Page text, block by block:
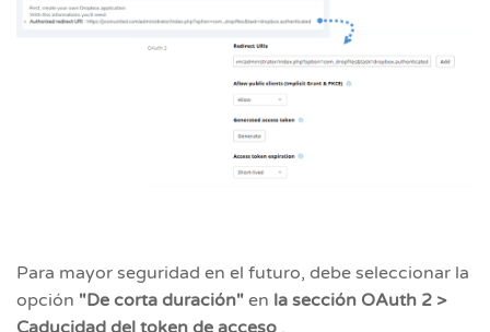
Para mayor seguridad en el futuro, debe seleccionar la
opción "De corta duración" en la sección OAuth 2 >